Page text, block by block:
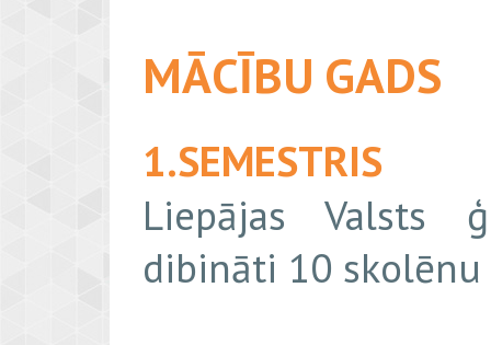
MĀCĪBU GADS
1.SEMESTRIS
Liepājas Valsts
dibināti 10 skolēnu